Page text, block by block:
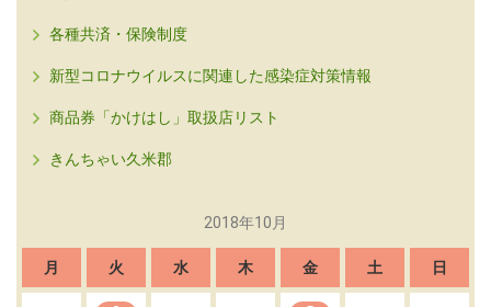
各種共済・保険制度
新型コロナウイルスに関連した感染症対策情報
商品券「かけはし」取扱店リスト
きんちゃい久米郡
2018年10月
月 火 水 木 金 土 日